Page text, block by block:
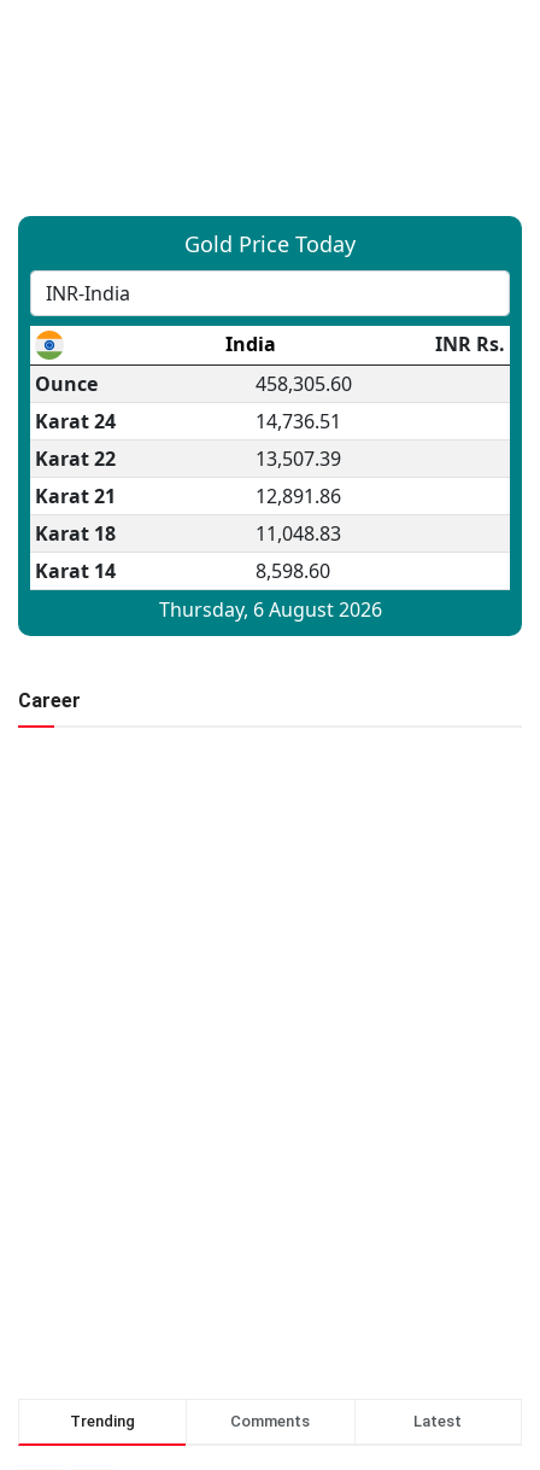
Career
Trending Comments Latest